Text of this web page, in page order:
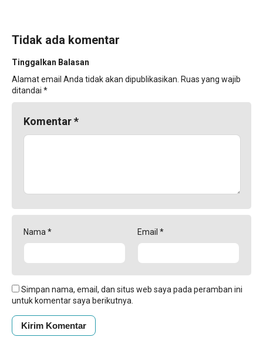
Tidak ada komentar
Tinggalkan Balasan
Alamat email Anda tidak akan dipublikasikan. Ruas yang wajib
ditandai *
Komentar*
Nama * Email *
Simpan nama, email, dan situs web saya pada peramban ini
untuk komentar saya berikutnya.